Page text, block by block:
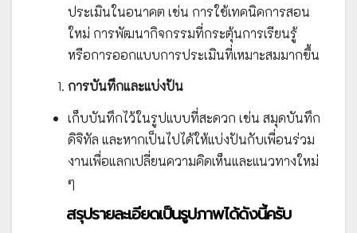
ประเมินในอนาคต เช่น การใช้เทคนิคการสอน
ใหม่ การพัฒนากิจกรรมที่กระตุ้นการเรียนรู้
หรือการออกแบบการประเมินที่เหมาะสมมากขึ้น
การบันทึกและแบ่งปัน
เก็บบันทึกไว้ในรูปแบบที่สะดวก เช่น สมุดบันทึก
ดิจิทัล และหากเป็นไปได้ให้แบ่งปันกับเพื่อนร่วม
งานเพื่อแลกเปลี่ยนความคิดเห็นและแนวทางใหม่
ๆ
สรุปรายละเอียดเป็นรูปภาพได้ดังนี้ครับ